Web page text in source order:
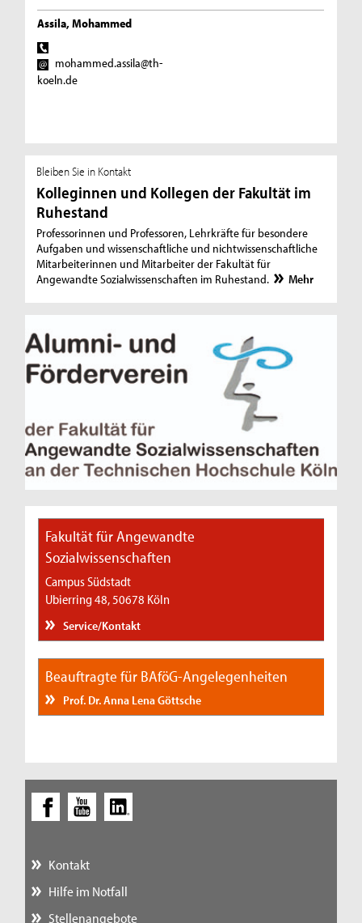
Assila, Mohammed
mohammed.assila@th-
koeln.de
Bleiben Sie in Kontakt
Kolleginnen und Kollegen der Fakultät im
Ruhestand
Professorinnen und Professoren, Lehrkräfte für besondere
Aufgaben und wissenschaftliche und nichtwissenschaftliche
Mitarbeiterinnen und Mitarbeiter der Fakultät für
Angewandte Sozialwissenschaften im Ruhestand.
Mehr
Fakultät für Angewandte
Sozialwissenschaften
Campus Südstadt
Ubierring 48, 50678 Köln
Service/Kontakt
Beauftragte für BAföG-Angelegenheiten
Prof. Dr. Anna Lena Göttsche
Kontakt
Hilfe im Notfall
Stellenangebote